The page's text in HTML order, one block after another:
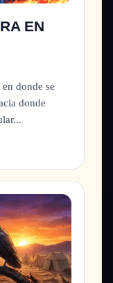
EN
donde se
donde